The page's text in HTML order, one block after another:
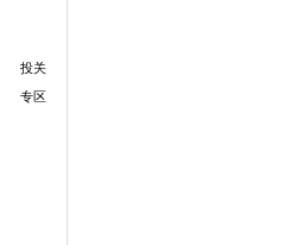
投关
专区